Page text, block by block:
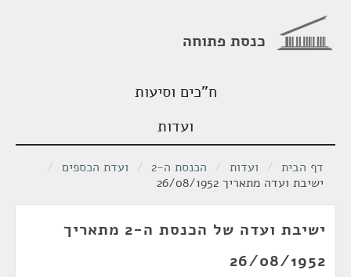
כנסת פתוחה
ח"כים וסיעות
ועדות
דף הבית / ועדות / הכנסת ה-2 / ועדת הכספים /
ישיבת ועדה מתאריך 26/08/1952
ישיבת ועדה של הכנסת ה-2 מתאריך
26/08/1952